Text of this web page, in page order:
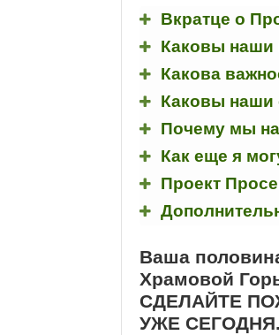
Вкратце о
Каковы наши
Какова
Каковы наши
Почему мы
Как еще я
Проект
Ваша
Храмовой
СДЕЛАЙТЕ
УЖЕ СЕГОДНЯ.